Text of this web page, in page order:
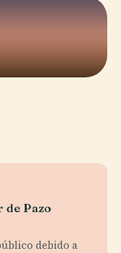
Pazo
debido a